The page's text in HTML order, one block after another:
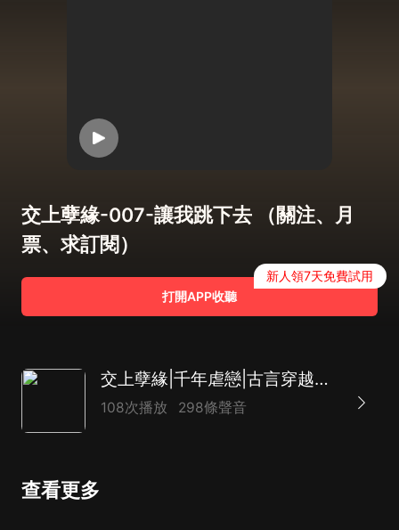
交上孽緣-007-讓我跳下去 （關注、月
票、求訂閱）
打開APP收聽
新人領7天免費試用
交上孽緣|千年虐戀|古言穿越【精品多播】
108次播放 298條聲音
查看更多